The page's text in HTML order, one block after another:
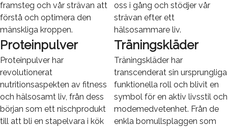
framsteg och vår strävan att
förstå och optimera den
mänskliga kroppen.
oss i gång och stödjer vår
strävan efter ett
hälsosammare liv.
Proteinpulver
Proteinpulver har
revolutionerat
nutritionsaspekten av fitness
och hälsosamt liv, från dess
början som ett nischprodukt
till att bli en stapelvara i kök
Träningskläder
Träningskläder har
transcenderat sin ursprungliga
funktionella roll och blivit en
symbol för en aktiv livsstil och
modemedvetenhet. Från de
enkla bomullsplaggen som